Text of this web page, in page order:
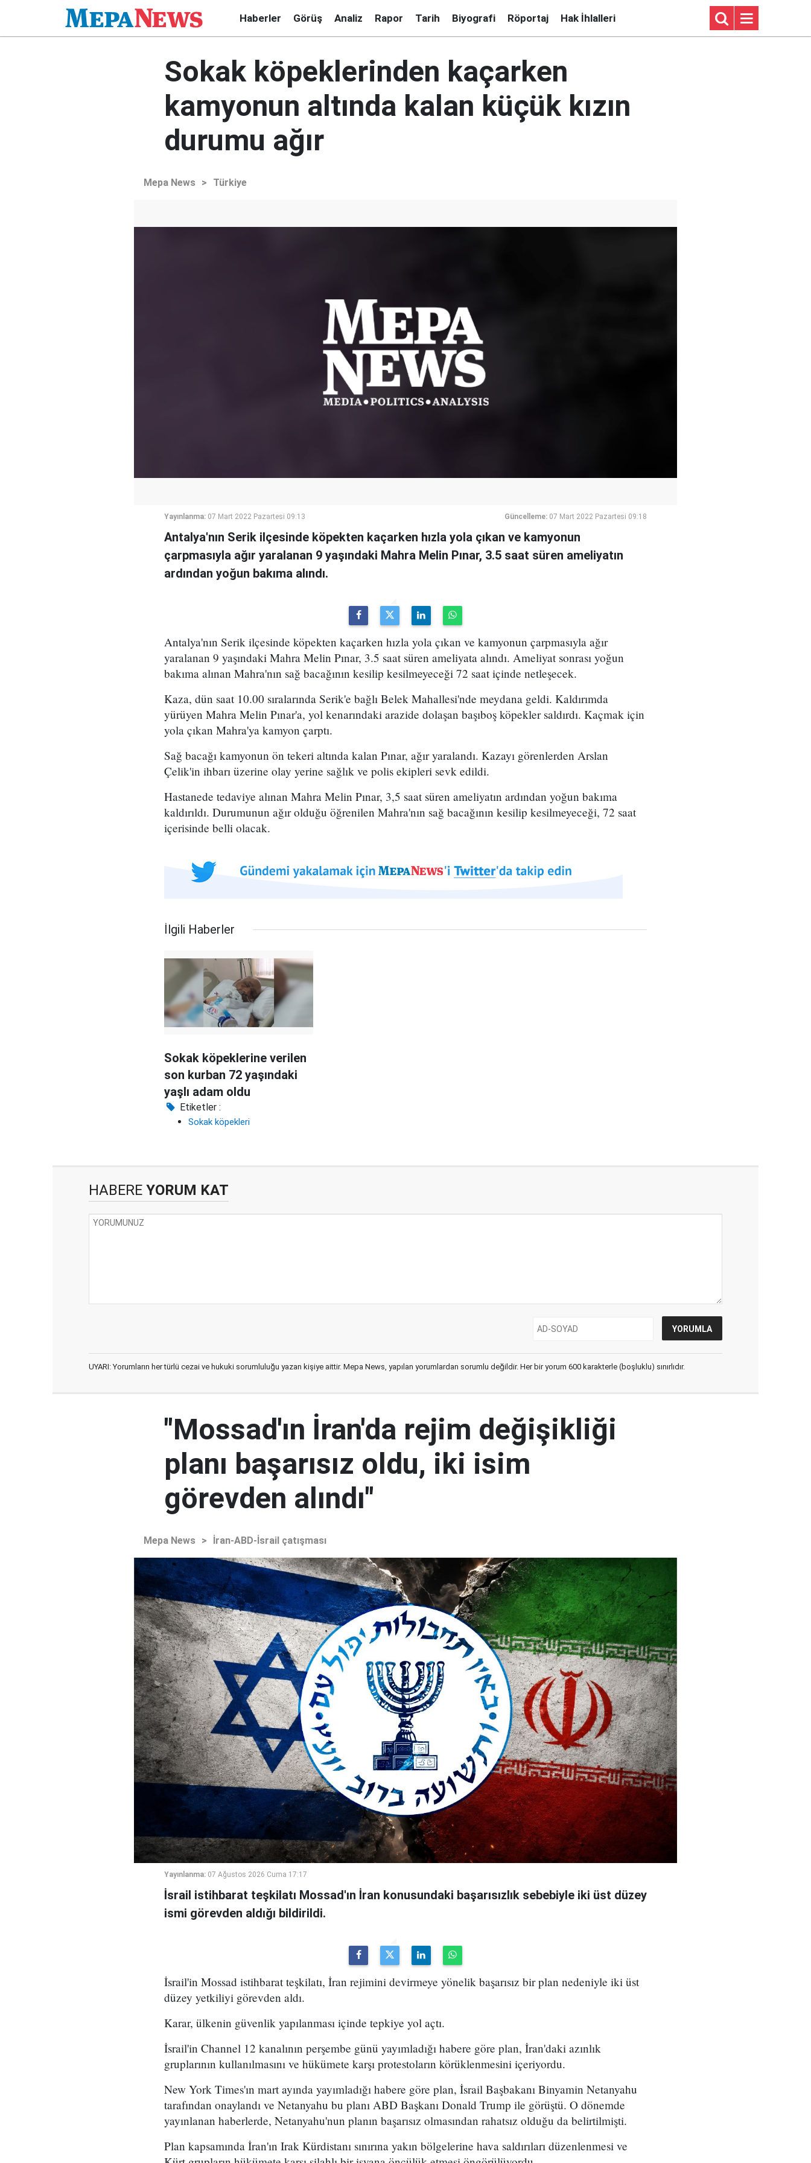
Haberler Görüş Analiz Rapor Tarih Biyografi Röportaj Hak İhlalleri
Sokak köpeklerinden kaçarken
kamyonun altında kalan küçük kızın
durumu ağır
Mepa News > Türkiye
Yayınlanma: 07 Mart 2022 Pazartesi 09:13 Güncelleme: 07 Mart 2022 Pazartesi 09:18
Antalya'nın Serik ilçesinde köpekten kaçarken hızla yola çıkan ve kamyonun
çarpmasıyla ağır yaralanan 9 yaşındaki Mahra Melin Pınar, 3.5 saat süren ameliyatın
ardından yoğun bakıma alındı.
Antalya'nın Serik ilçesinde köpekten kaçarken hızla yola çıkan ve kamyonun çarpmasıyla ağır
yaralanan 9 yaşındaki Mahra Melin Pınar, 3.5 saat süren ameliyata alındı. Ameliyat sonrası yoğun
bakıma alınan Mahra'nın sağ bacağının kesilip kesilmeyeceği 72 saat içinde netleşecek.
Kaza, dün saat 10.00 sıralarında Serik'e bağlı Belek Mahallesi'nde meydana geldi. Kaldırımda
yürüyen Mahra Melin Pınar'a, yol kenarındaki arazide dolaşan başıboş köpekler saldırdı. Kaçmak için
yola çıkan Mahra'ya kamyon çarptı.
Sağ bacağı kamyonun ön tekeri altında kalan Pınar, ağır yaralandı. Kazayı görenlerden Arslan
Çelik'in ihbarı üzerine olay yerine sağlık ve polis ekipleri sevk edildi.
Hastanede tedaviye alınan Mahra Melin Pınar, 3,5 saat süren ameliyatın ardından yoğun bakıma
kaldırıldı. Durumunun ağır olduğu öğrenilen Mahra'nın sağ bacağının kesilip kesilmeyeceği, 72 saat
içerisinde belli olacak.
İlgili Haberler
Sokak köpeklerine verilen
son kurban 72 yaşındaki
yaşlı adam oldu
Etiketler :
Sokak köpekleri
HABERE YORUM KAT
UYARI: Yorumların her türlü cezai ve hukuki sorumluluğu yazan kişiye aittir. Mepa News, yapılan yorumlardan sorumlu değildir. Her bir yorum 600 karakterle (boşluklu) sınırlıdır.
"Mossad'ın İran'da rejim değişikliği
planı başarısız oldu, iki isim
görevden alındı"
Mepa News > İran-ABD-İsrail çatışması
Yayınlanma: 07 Ağustos 2026 Cuma 17:17
İsrail istihbarat teşkilatı Mossad'ın İran konusundaki başarısızlık sebebiyle iki üst düzey
ismi görevden aldığı bildirildi.
İsrail'in Mossad istihbarat teşkilatı, İran rejimini devirmeye yönelik başarısız bir plan nedeniyle iki üst
düzey yetkiliyi görevden aldı.
Karar, ülkenin güvenlik yapılanması içinde tepkiye yol açtı.
İsrail'in Channel 12 kanalının perşembe günü yayımladığı habere göre plan, İran'daki azınlık
gruplarının kullanılmasını ve hükümete karşı protestoların körüklenmesini içeriyordu.
New York Times'ın mart ayında yayımladığı habere göre plan, İsrail Başbakanı Binyamin Netanyahu
tarafından onaylandı ve Netanyahu bu planı ABD Başkanı Donald Trump ile görüştü. O dönemde
yayınlanan haberlerde, Netanyahu'nun planın başarısız olmasından rahatsız olduğu da belirtilmişti.
Plan kapsamında İran'ın Irak Kürdistanı sınırına yakın bölgelerine hava saldırıları düzenlenmesi ve